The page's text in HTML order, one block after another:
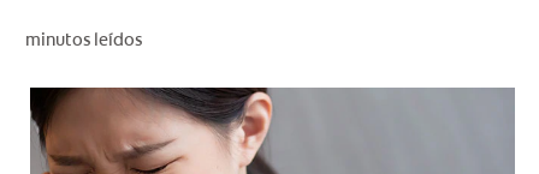
minutos leídos